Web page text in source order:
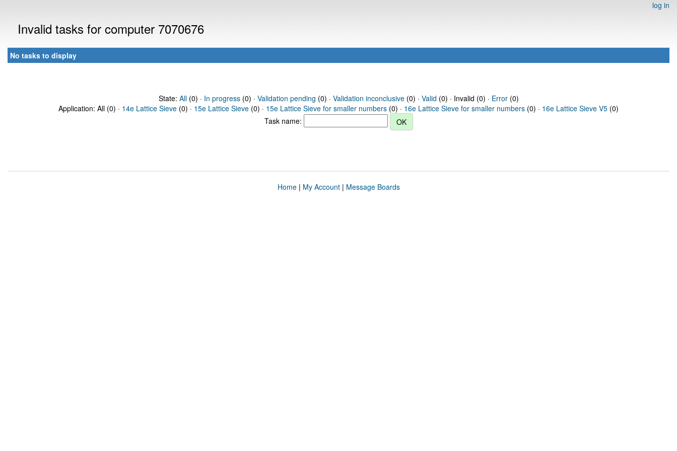
log in
Invalid tasks for computer 7070676
No tasks to display
State: All(0) · In progress(0) · Validation pending (0) · Validation inconclusive(0) · Valid (0) · Invalid (0) · Error(0)
Application: All (0) · 14e Lattice Sieve (0) · 15e Lattice Sieve (0) · 15e Lattice Sieve for smaller numbers (0) · 16e Lattice Sieve for smaller numbers (0) · 16e Lattice Sieve V5 (0)
Task name:
Home| My Account| Message Boards